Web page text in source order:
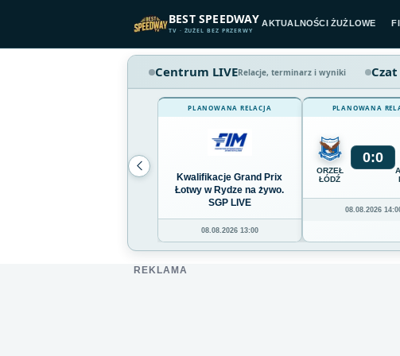
BEST SPEEDWAY
TV · ŻUŻEL BEZ PRZERWY
AKTUALNOŚCI ŻUŻLOWE
Centrum LIVERelacje, terminarz i wyniki Czat
PLANOWANA RELACJA
Kwalifikacje Grand Prix
Łotwy w Rydze na żywo.
SGP LIVE
08.08.2026 13:00
PLANOWANA
ORZEŁ
ŁÓDŹ
0:0
08.08.2026
REKLAMA